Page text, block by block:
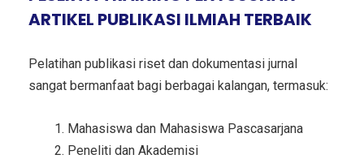
ARTIKEL PUBLIKASI ILMIAH TERBAIK
Pelatihan publikasi riset dan dokumentasi jurnal
sangat bermanfaat bagi berbagai kalangan, termasuk:
Mahasiswa dan Mahasiswa Pascasarjana
Peneliti dan Akademisi